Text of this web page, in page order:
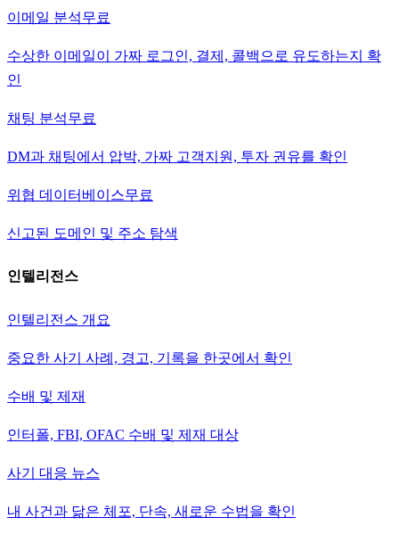
이메일 분석무료
수상한 이메일이 가짜 로그인, 결제, 콜백으로 유도하는지 확
인
채팅 분석무료
DM과 채팅에서 압박, 가짜 고객지원, 투자 권유를 확인
위협 데이터베이스무료
신고된 도메인 및 주소 탐색
인텔리전스
인텔리전스 개요
중요한 사기 사례, 경고, 기록을 한곳에서 확인
수배 및 제재
인터폴, FBI, OFAC 수배 및 제재 대상
사기 대응 뉴스
내 사건과 닮은 체포, 단속, 새로운 수법을 확인